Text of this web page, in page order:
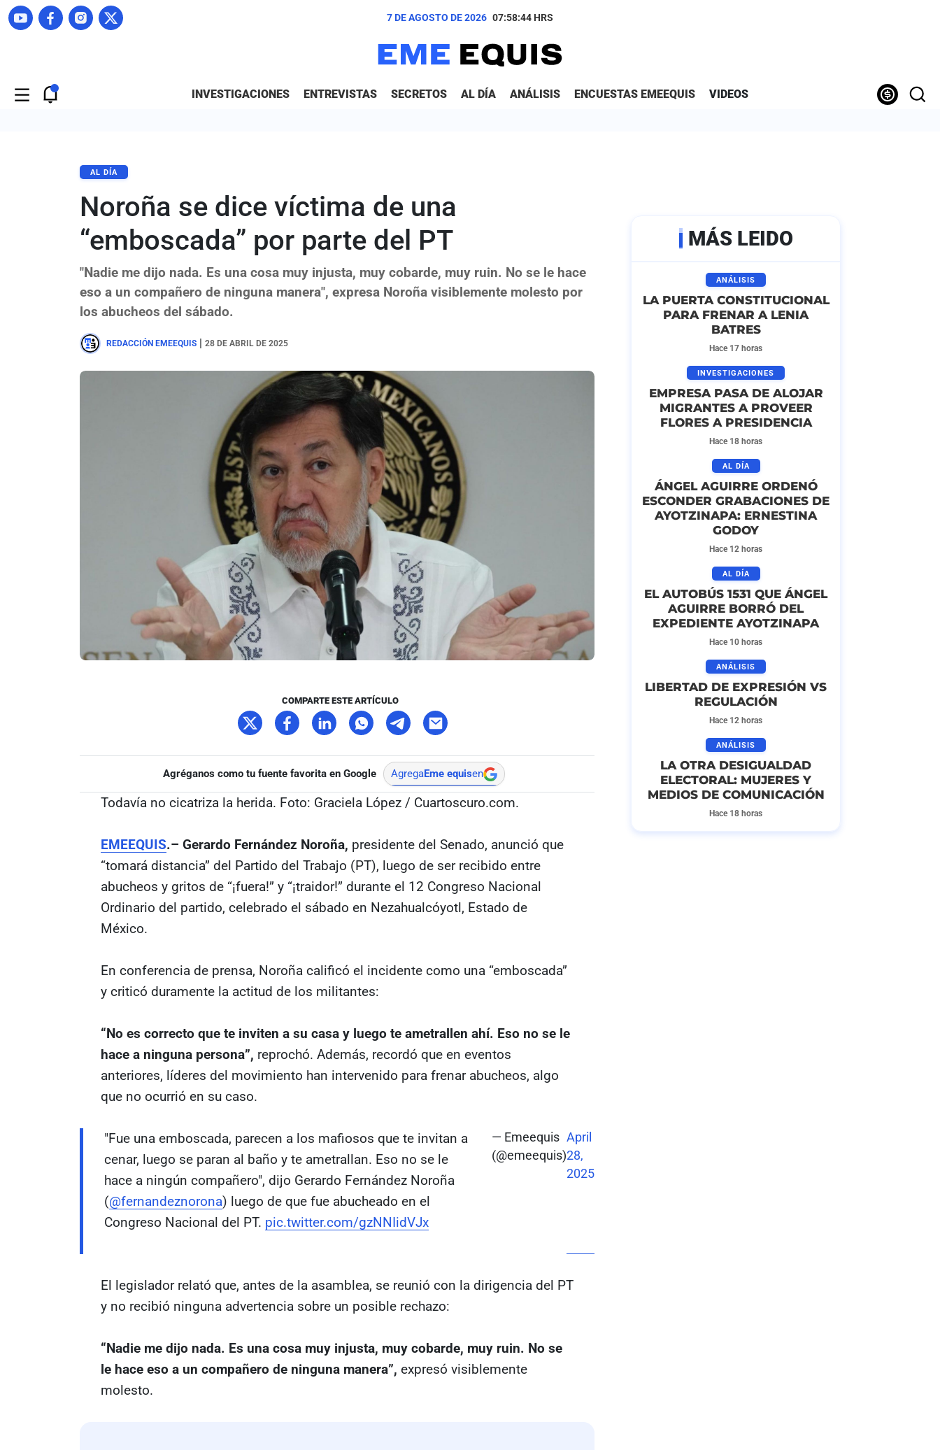
7 DE AGOSTO DE 2026 07:58:45 HRS
INVESTIGACIONES ENTREVISTAS SECRETOS AL DÍA ANÁLISIS ENCUESTAS EMEEQUIS VIDEOS
AL DÍA
Noroña se dice víctima de una
“emboscada” por parte del PT
"Nadie me dijo nada. Es una cosa muy injusta, muy cobarde, muy ruin. No se le hace
eso a un compañero de ninguna manera", expresa Noroña visiblemente molesto por
los abucheos del sábado.
REDACCIÓN EMEEQUIS 28 DE ABRIL DE 2025
COMPARTE ESTE ARTÍCULO
Agréganos como tu fuente favorita en Google AgregaEme equisen
Todavía no cicatriza la herida. Foto: Graciela López / Cuartoscuro.com.
EMEEQUIS.– Gerardo Fernández Noroña, presidente del Senado, anunció que
“tomará distancia” del Partido del Trabajo (PT), luego de ser recibido entre
abucheos y gritos de “¡fuera!” y “¡traidor!” durante el 12 Congreso Nacional
Ordinario del partido, celebrado el sábado en Nezahualcóyotl, Estado de
México.
En conferencia de prensa, Noroña calificó el incidente como una “emboscada”
y criticó duramente la actitud de los militantes:
“No es correcto que te inviten a su casa y luego te ametrallen ahí. Eso no se le
hace a ninguna persona”, reprochó. Además, recordó que en eventos
anteriores, líderes del movimiento han intervenido para frenar abucheos, algo
que no ocurrió en su caso.
"Fue una emboscada, parecen a los mafiosos que te invitan a
cenar, luego se paran al baño y te ametrallan. Eso no se le
hace a ningún compañero", dijo Gerardo Fernández Noroña
(@fernandeznorona) luego de que fue abucheado en el
Congreso Nacional del PT. pic.twitter.com/gzNNIidVJx
— Emeequis
(@emeequis)
April
28,
2025
El legislador relató que, antes de la asamblea, se reunió con la dirigencia del PT
y no recibió ninguna advertencia sobre un posible rechazo:
“Nadie me dijo nada. Es una cosa muy injusta, muy cobarde, muy ruin. No se
le hace eso a un compañero de ninguna manera”, expresó visiblemente
molesto.
MÁS LEIDO
ANÁLISIS
LA PUERTA CONSTITUCIONAL
PARA FRENAR A LENIA
BATRES
Hace 17 horas
INVESTIGACIONES
EMPRESA PASA DE ALOJAR
MIGRANTES A PROVEER
FLORES A PRESIDENCIA
Hace 18 horas
AL DÍA
ÁNGEL AGUIRRE ORDENÓ
ESCONDER GRABACIONES DE
AYOTZINAPA: ERNESTINA
GODOY
Hace 12 horas
AL DÍA
EL AUTOBÚS 1531 QUE ÁNGEL
AGUIRRE BORRÓ DEL
EXPEDIENTE AYOTZINAPA
Hace 10 horas
ANÁLISIS
LIBERTAD DE EXPRESIÓN VS
REGULACIÓN
Hace 12 horas
ANÁLISIS
LA OTRA DESIGUALDAD
ELECTORAL: MUJERES Y
MEDIOS DE COMUNICACIÓN
Hace 18 horas